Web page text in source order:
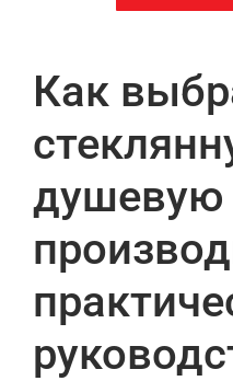
Как
душевую